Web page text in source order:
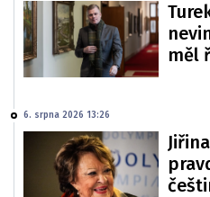
měl
6. srpna 2026 13:26